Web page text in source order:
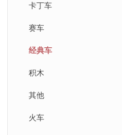
卡丁车
赛车
经典车
积木
其他
火车